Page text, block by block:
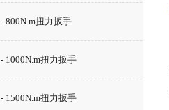
- 800N.m扭力扳手
- 1000N.m扭力扳手
- 1500N.m扭力扳手